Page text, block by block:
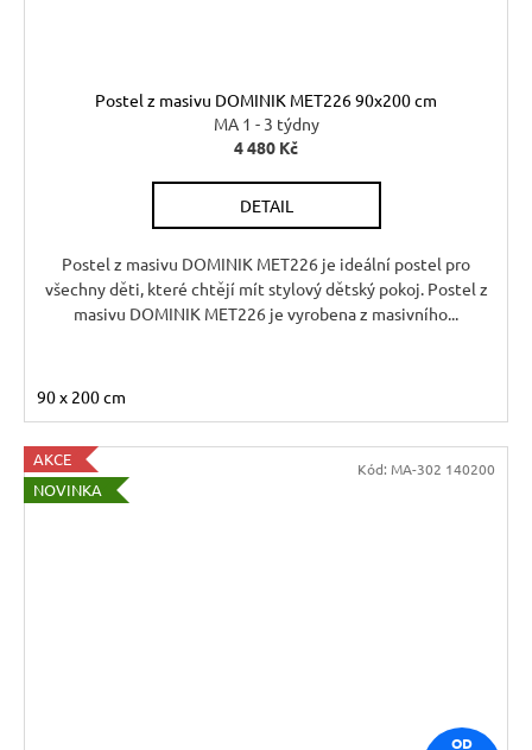
Postel z masivu DOMINIK MET226 90x200 cm
MA 1 - 3 týdny
4 480 Kč
DETAIL
Postel z masivu DOMINIK MET226 je ideální postel pro
všechny děti, které chtějí mít stylový dětský pokoj. Postel z
masivu DOMINIK MET226 je vyrobena z masivního...
90 x 200 cm
AKCE
NOVINKA
OD
Kód: MA-302 140200